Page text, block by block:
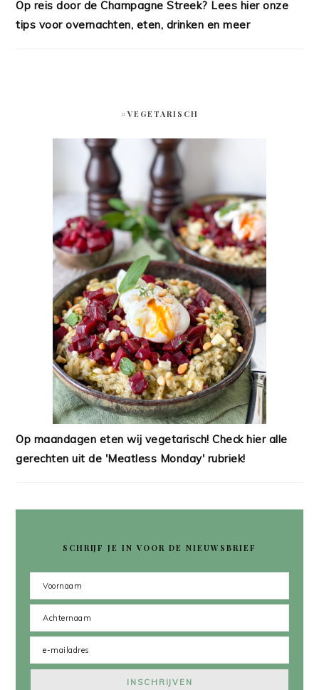
Op reis door de Champagne Streek? Lees hier onze
tips voor overnachten, eten, drinken en meer
#VEGETARISCH
Op maandagen eten wij vegetarisch! Check hier alle
gerechten uit de 'Meatless Monday' rubriek!
SCHRIJF JE IN VOOR DE NIEUWSBRIEF